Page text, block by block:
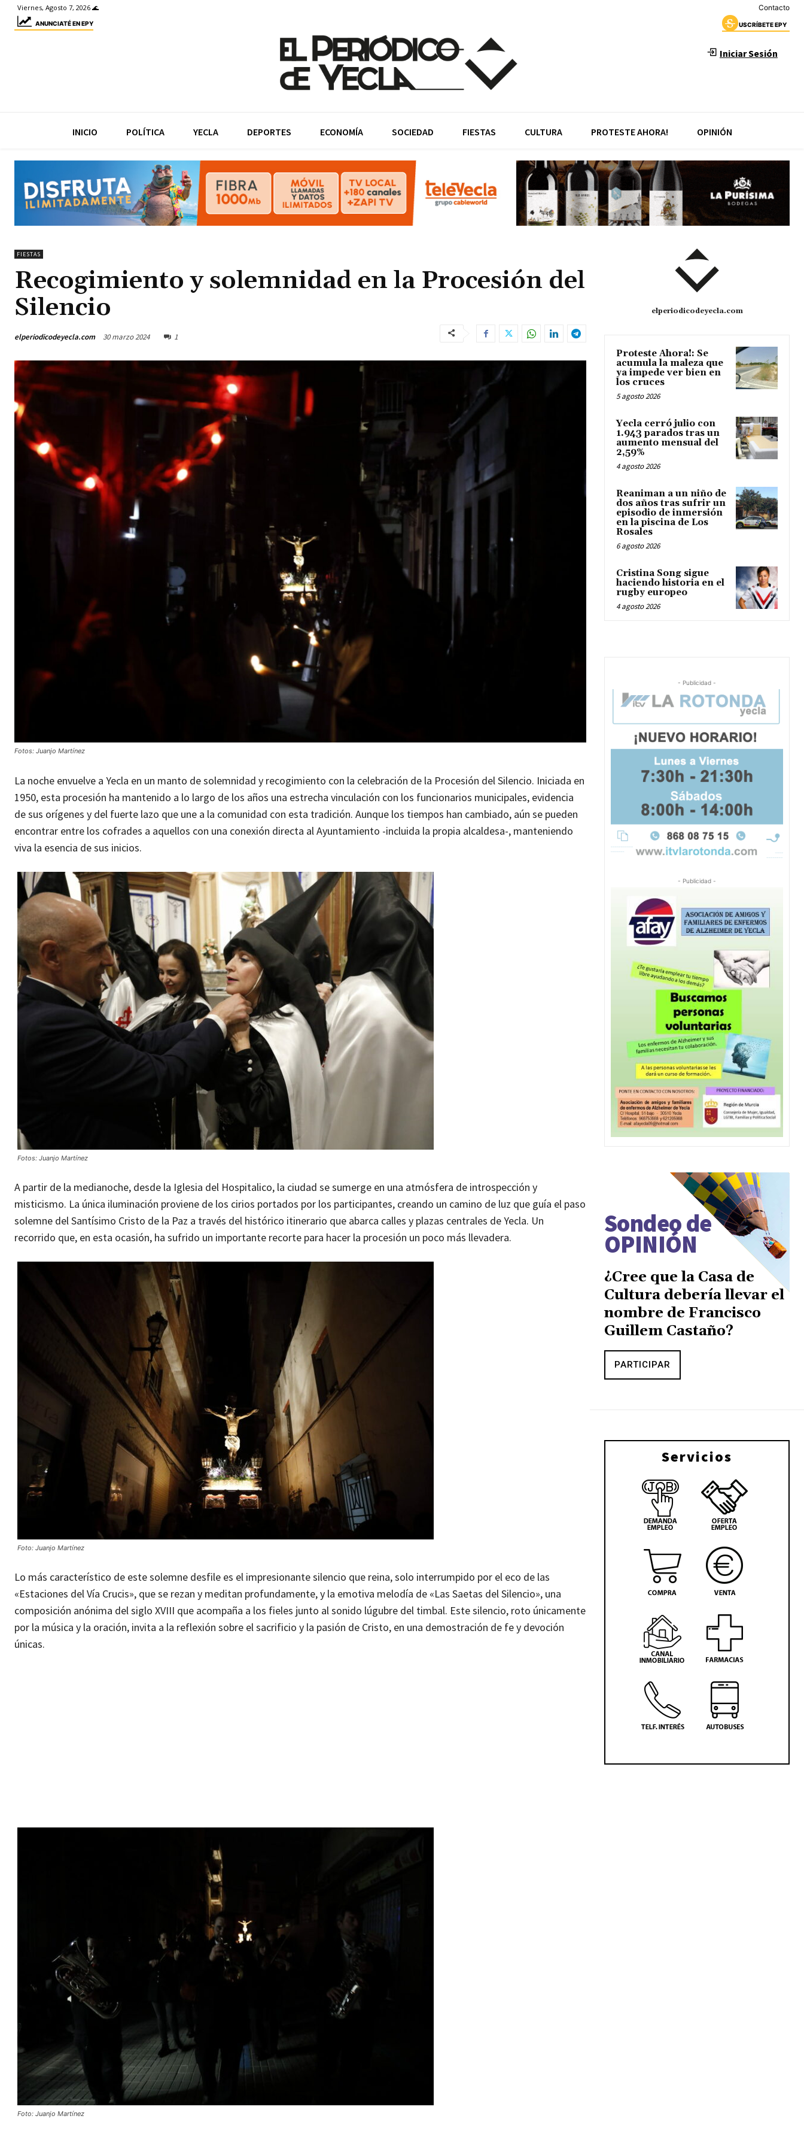
Viernes, Agosto 7, 2026 🌊 Contacto
ANUNCIATÉ EN EPY USCRÍBETE EPY
Iniciar Sesión
INICIO POLÍTICA YECLA DEPORTES ECONOMÍA SOCIEDAD FIESTAS CULTURA PROTESTE AHORA! OPINIÓN
FIESTAS
Recogimiento y solemnidad en la Procesión del
Silencio
elperiodicodeyecla.com 30 marzo 2024 1
Fotos: Juanjo Martínez
La noche envuelve a Yecla en un manto de solemnidad y recogimiento con la celebración de la Procesión del Silencio. Iniciada en
1950, esta procesión ha mantenido a lo largo de los años una estrecha vinculación con los funcionarios municipales, evidencia
de sus orígenes y del fuerte lazo que une a la comunidad con esta tradición. Aunque los tiempos han cambiado, aún se pueden
encontrar entre los cofrades a aquellos con una conexión directa al Ayuntamiento -incluida la propia alcaldesa-, manteniendo
viva la esencia de sus inicios.
Fotos: Juanjo Martínez
A partir de la medianoche, desde la Iglesia del Hospitalico, la ciudad se sumerge en una atmósfera de introspección y
misticismo. La única iluminación proviene de los cirios portados por los participantes, creando un camino de luz que guía el paso
solemne del Santísimo Cristo de la Paz a través del histórico itinerario que abarca calles y plazas centrales de Yecla. Un
recorrido que, en esta ocasión, ha sufrido un importante recorte para hacer la procesión un poco más llevadera.
Foto: Juanjo Martínez
Lo más característico de este solemne desfile es el impresionante silencio que reina, solo interrumpido por el eco de las
«Estaciones del Vía Crucis», que se rezan y meditan profundamente, y la emotiva melodía de «Las Saetas del Silencio», una
composición anónima del siglo XVIII que acompaña a los fieles junto al sonido lúgubre del timbal. Este silencio, roto únicamente
por la música y la oración, invita a la reflexión sobre el sacrificio y la pasión de Cristo, en una demostración de fe y devoción
únicas.
Foto: Juanjo Martínez
elperiodicodeyecla.com
Proteste Ahora!: Se
acumula la maleza que
ya impede ver bien en
los cruces
5 agosto 2026
Yecla cerró julio con
1.943 parados tras un
aumento mensual del
2,59%
4 agosto 2026
Reaniman a un niño de
dos años tras sufrir un
episodio de inmersión
en la piscina de Los
Rosales
6 agosto 2026
Cristina Song sigue
haciendo historia en el
rugby europeo
4 agosto 2026
- Publicidad -
- Publicidad -
Sondeo de
OPINIÓN
¿Cree que la Casa de
Cultura debería llevar el
nombre de Francisco
Guillem Castaño?
PARTICIPAR
Servicios